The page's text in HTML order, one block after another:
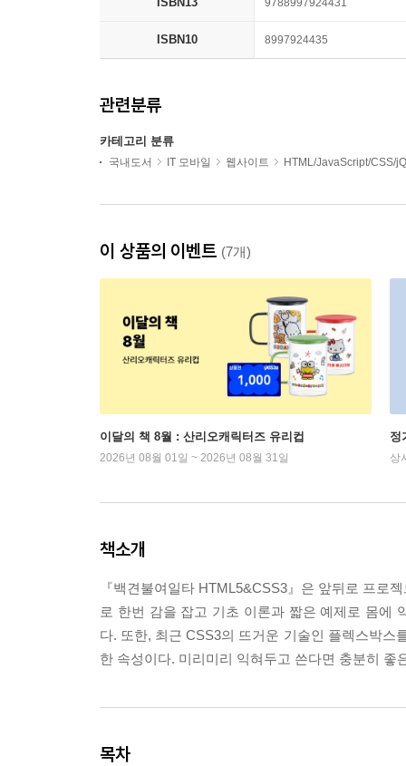
9788997924431
ISBN10 8997924435
관련분류
카테고리 분류
국내도서 IT 모바일 웹사이트 HTML/JavaScript/CSS/
이 상품의 이벤트 (7개)
이달의 책 8월 : 산리오캐릭터즈 유리컵
2026년 08월 01일 ~ 2026년 08월 31일
정
상
책소개
『백견불여일타 HTML5&CSS3』은 앞뒤로 프로
로 한번 감을 잡고 기초 이론과 짧은 예제로 몸에
다. 또한, 최근 CSS3의 뜨거운 기술인 플렉스박
한 속성이다. 미리미리 익혀두고 쓴다면 충분히 좋
목차